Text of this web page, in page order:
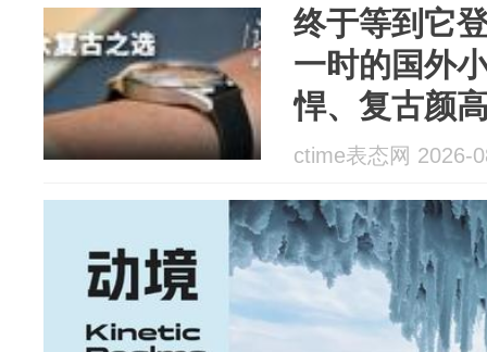
终于等到它
一时的国外
悍、复古颜
眼球！
ctime表态网 2026-